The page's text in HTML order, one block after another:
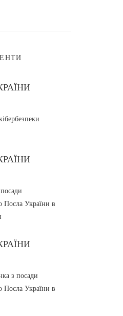
Посла України в
з посади
Посла України в